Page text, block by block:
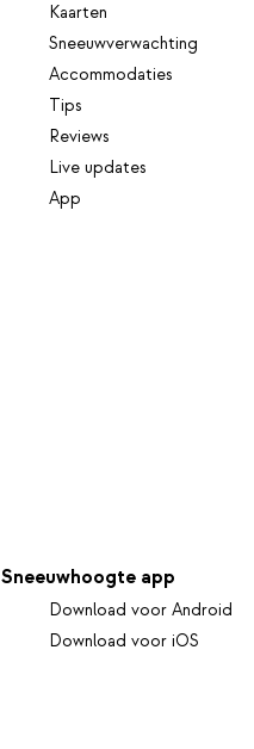
Kaarten
Sneeuwverwachting
Accommodaties
Tips
Reviews
Live updates
App
Sneeuwhoogte app
Download voor Android
Download voor iOS